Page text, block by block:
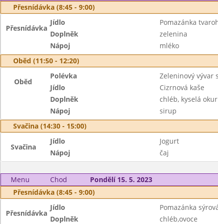
Přesnídávka (8:45 - 9:00)
Přesnídávka
Jídlo
Pomazánka
Doplněk
zelenina
Nápoj
mléko
Oběd (11:50 - 12:20)
Oběd
Polévka
Zeleninový vývar
Jídlo
Cizrnová kaše
Doplněk
chléb, kyselá
Nápoj
sirup
Svačina (14:30 - 15:00)
Svačina
Jídlo
Jogurt
Nápoj
čaj
Menu Chod
Pondělí 15. 5. 2023
Přesnídávka (8:45 - 9:00)
Přesnídávka
Jídlo
Pomazánka
Doplněk
chléb,ovoce